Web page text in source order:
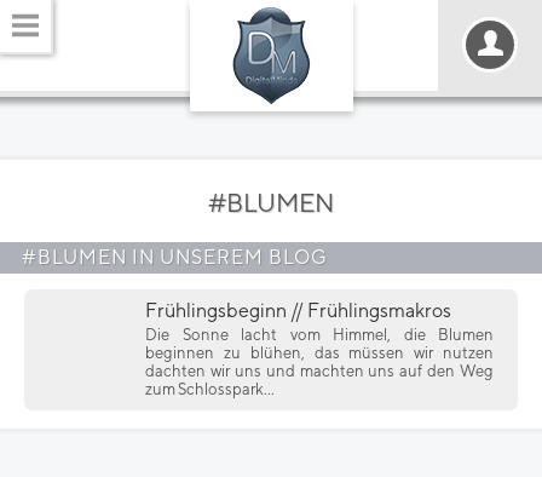
#BLUMEN
#BLUMEN IN UNSEREM BLOG
Frühlingsbeginn // Frühlingsmakros
Die Sonne lacht vom Himmel, die Blumen
beginnen zu blühen, das müssen wir nutzen
dachten wir uns und machten uns auf den Weg
zum Schlosspark...